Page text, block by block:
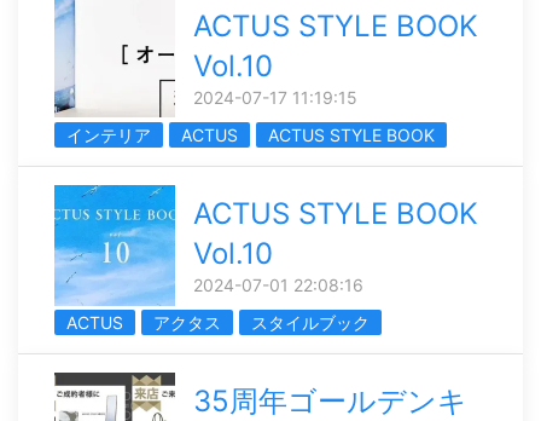
ACTUS STYLE BOOK
Vol.10
2024-07-17 11:19:15
インテリア
ACTUS ACTUS STYLE BOOK
ACTUS STYLE BOOK
Vol.10
2024-07-01 22:08:16
ACTUS
アクタス スタイルブック
35周年ゴールデンキ